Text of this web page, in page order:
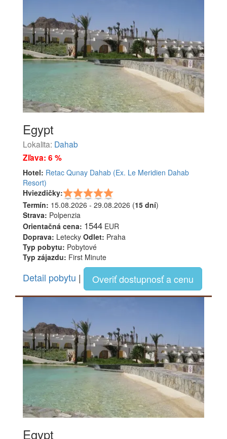
Egypt
Lokalita: Dahab
Zľava: 6 %
Hotel: Retac Qunay Dahab (Ex. Le Meridien Dahab
Resort)
Hviezdičky:
Termín: 15.08.2026 - 29.08.2026 (15 dní)
Strava: Polpenzia
Orientačná cena: 1544 EUR
Doprava: Letecky Odlet: Praha
Typ pobytu: Pobytové
Typ zájazdu: First Minute
Detail pobytu | Overiť dostupnosť a cenu
Egypt